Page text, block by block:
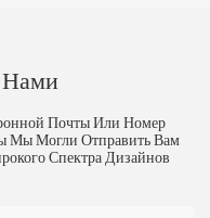
Нами
Почты Или Номер
Мы Могли Отправить Вам
Спектра Дизайнов